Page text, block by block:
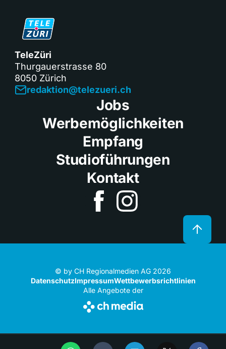
TeleZüri
Thurgauerstrasse 80
8050 Zürich
redaktion@telezueri.ch
Jobs
Werbemöglichkeiten
Empfang
Studioführungen
Kontakt
© by CH Regionalmedien AG 2026
DatenschutzImpressumWettbewerbsrichtlinien
Alle Angebote der